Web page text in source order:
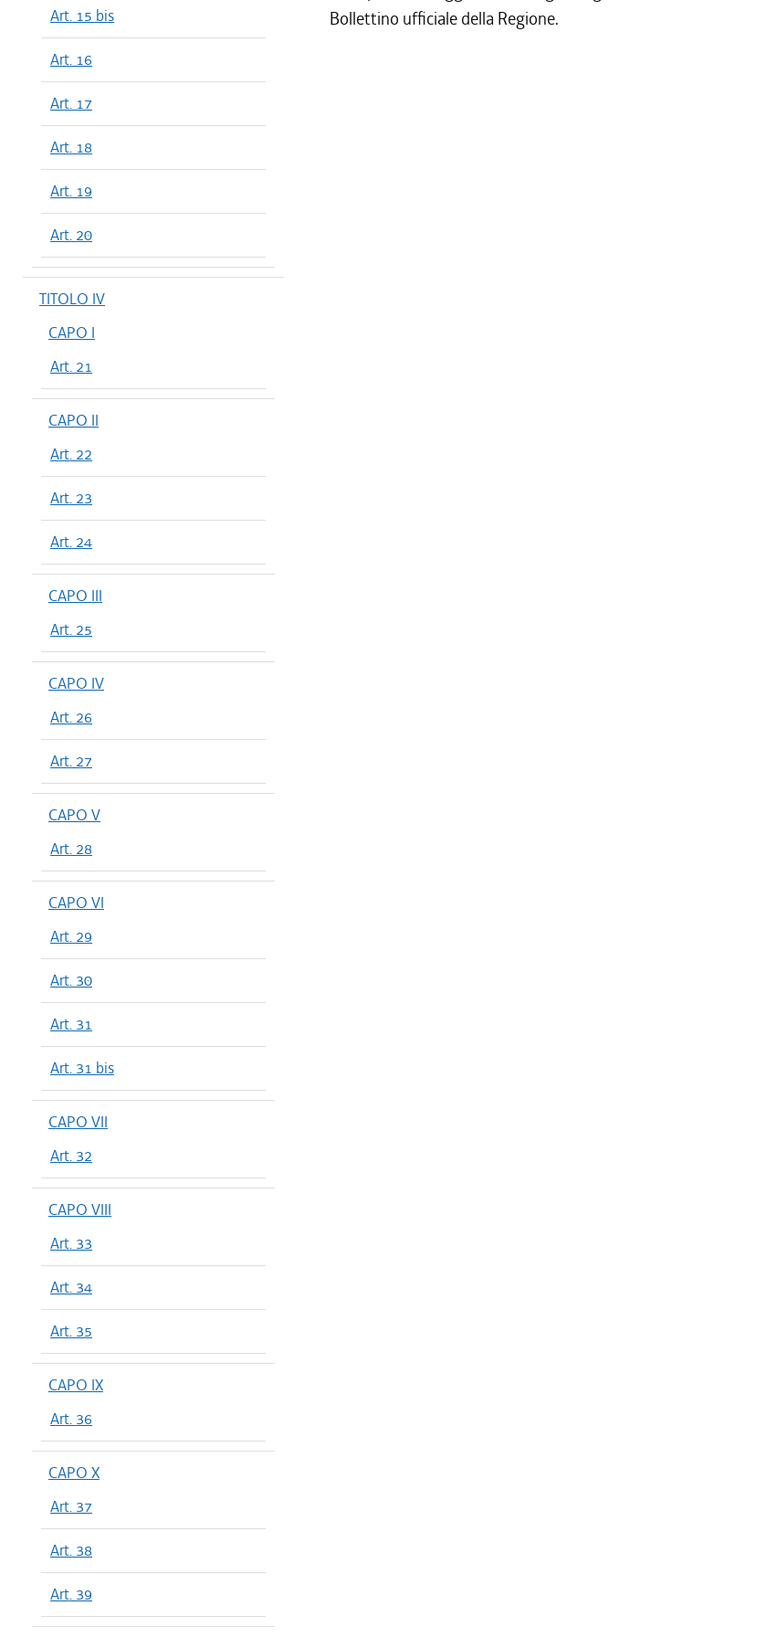
Art. 15 bis
Art. 16
Art. 17
Art. 18
Art. 19
Art. 20
TITOLO IV
CAPO I
Art. 21
CAPO II
Art. 22
Art. 23
Art. 24
CAPO III
Art. 25
CAPO IV
Art. 26
Art. 27
CAPO V
Art. 28
CAPO VI
Art. 29
Art. 30
Art. 31
Art. 31 bis
CAPO VII
Art. 32
CAPO VIII
Art. 33
Art. 34
Art. 35
CAPO IX
Art. 36
CAPO X
Art. 37
Art. 38
Art. 39
Bollettino ufficiale della Regione.